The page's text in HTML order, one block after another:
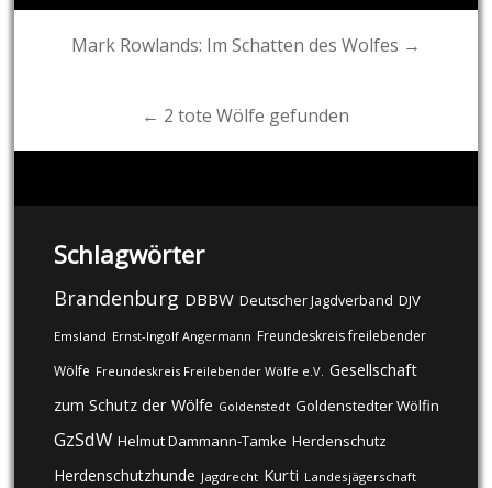
PostMark Rowlands: Im Schatten des Wolfes →
← 2 tote Wölfe gefunden
Schlagwörter
Brandenburg DBBW Deutscher Jagdverband DJV
Emsland Ernst-Ingolf Angermann Freundeskreis freilebender
Wölfe Freundeskreis Freilebender Wölfe e.V. Gesellschaft
zum Schutz der Wölfe Goldenstedt Goldenstedter Wölfin
GzSdW Helmut Dammann-Tamke Herdenschutz
Herdenschutzhunde Jagdrecht Kurti Landesjägerschaft